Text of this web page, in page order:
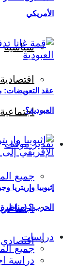
سياسية
اقتصادية
اجتماعية
تقدير موقف
جميع
اجتماعي
اقتصادي
الأمريكي
عقد التعويضات:
العبودية؟
إثيوبيا
الحرب؟ (مناظرة
دراسات
جميع
دراسة